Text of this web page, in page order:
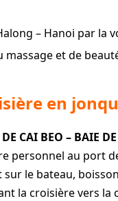
– Hanoi par la
massage et de
en
CAI BEO – BAIE
personnel au port
sur le bateau,
la croisière vers